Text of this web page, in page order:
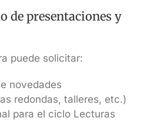
de presentaciones y
puede solicitar:
novedades
redondas, talleres, etc.)
para el ciclo Lecturas